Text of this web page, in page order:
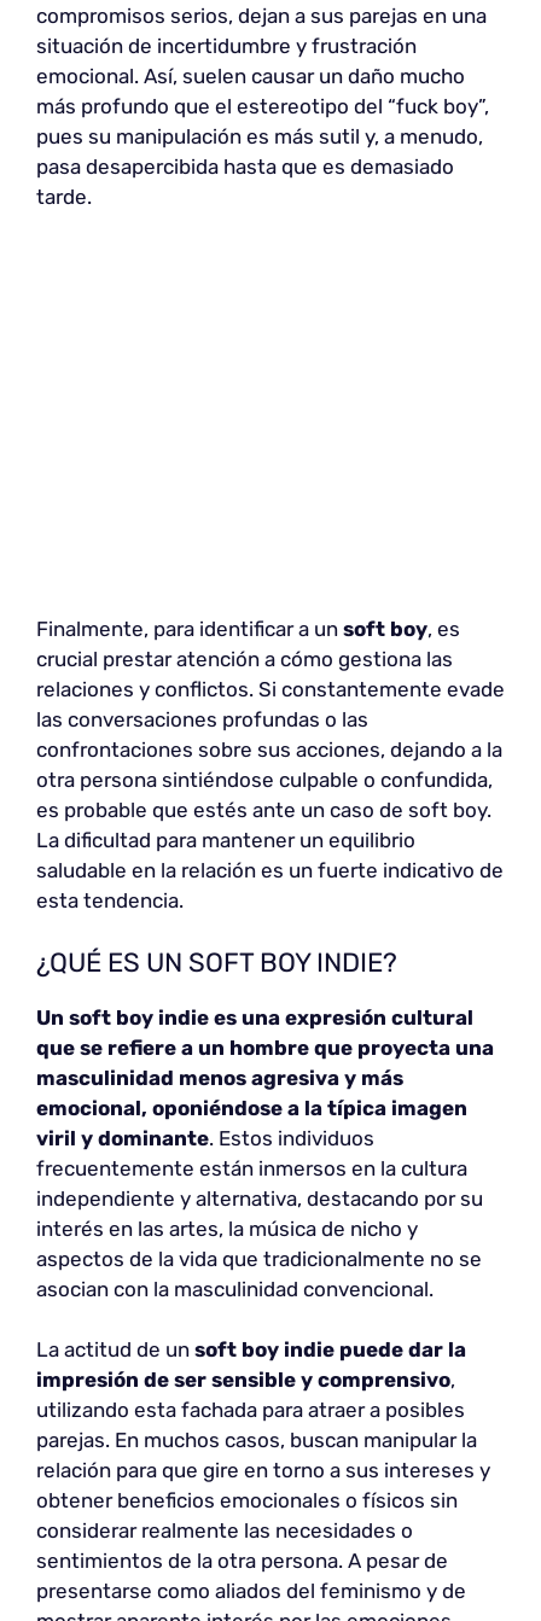
compromisos serios, dejan a sus parejas en una
situación de incertidumbre y frustración
emocional. Así, suelen causar un daño mucho
más profundo que el estereotipo del “fuck boy”,
pues su manipulación es más sutil y, a menudo,
pasa desapercibida hasta que es demasiado
tarde.
Finalmente, para identificar a un soft boy, es
crucial prestar atención a cómo gestiona las
relaciones y conflictos. Si constantemente evade
las conversaciones profundas o las
confrontaciones sobre sus acciones, dejando a la
otra persona sintiéndose culpable o confundida,
es probable que estés ante un caso de soft boy.
La dificultad para mantener un equilibrio
saludable en la relación es un fuerte indicativo de
esta tendencia.
¿QUÉ ES UN SOFT BOY INDIE?
Un soft boy indie es una expresión cultural
que se refiere a un hombre que proyecta una
masculinidad menos agresiva y más
emocional, oponiéndose a la típica imagen
viril y dominante. Estos individuos
frecuentemente están inmersos en la cultura
independiente y alternativa, destacando por su
interés en las artes, la música de nicho y
aspectos de la vida que tradicionalmente no se
asocian con la masculinidad convencional.
La actitud de un soft boy indie puede dar la
impresión de ser sensible y comprensivo,
utilizando esta fachada para atraer a posibles
parejas. En muchos casos, buscan manipular la
relación para que gire en torno a sus intereses y
obtener beneficios emocionales o físicos sin
considerar realmente las necesidades o
sentimientos de la otra persona. A pesar de
presentarse como aliados del feminismo y de